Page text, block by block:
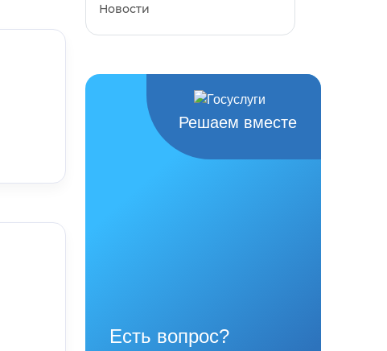
Новости
Решаем вместе
Есть вопрос?